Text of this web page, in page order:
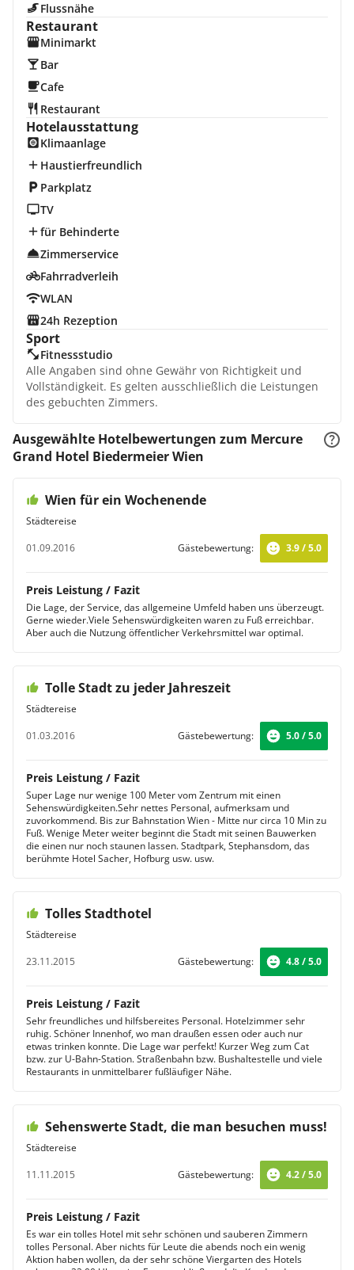
Flussnähe
Restaurant
Minimarkt
Bar
Cafe
Restaurant
Hotelausstattung
Klimaanlage
Haustierfreundlich
Parkplatz
TV
für Behinderte
Zimmerservice
Fahrradverleih
WLAN
24h Rezeption
Sport
Fitnessstudio
Alle Angaben sind ohne Gewähr von Richtigkeit und
Vollständigkeit. Es gelten ausschließlich die Leistungen
des gebuchten Zimmers.
Ausgewählte Hotelbewertungen zum Mercure
Grand Hotel Biedermeier Wien
Wien für ein Wochenende
Städtereise
01.09.2016
Gästebewertung: 3.9 / 5.0
Preis Leistung / Fazit
Die Lage, der Service, das allgemeine Umfeld haben uns überzeugt.
Gerne wieder.Viele Sehenswürdigkeiten waren zu Fuß erreichbar.
Aber auch die Nutzung öffentlicher Verkehrsmittel war optimal.
Tolle Stadt zu jeder Jahreszeit
Städtereise
01.03.2016
Gästebewertung: 5.0 / 5.0
Preis Leistung / Fazit
Super Lage nur wenige 100 Meter vom Zentrum mit einen
Sehenswürdigkeiten.Sehr nettes Personal, aufmerksam und
zuvorkommend. Bis zur Bahnstation Wien - Mitte nur circa 10 Min zu
Fuß. Wenige Meter weiter beginnt die Stadt mit seinen Bauwerken
die einen nur noch staunen lassen. Stadtpark, Stephansdom, das
berühmte Hotel Sacher, Hofburg usw. usw.
Tolles Stadthotel
Städtereise
23.11.2015
Gästebewertung: 4.8 / 5.0
Preis Leistung / Fazit
Sehr freundliches und hilfsbereites Personal. Hotelzimmer sehr
ruhig. Schöner Innenhof, wo man draußen essen oder auch nur
etwas trinken konnte. Die Lage war perfekt! Kurzer Weg zum Cat
bzw. zur U-Bahn-Station. Straßenbahn bzw. Bushaltestelle und viele
Restaurants in unmittelbarer fußläufiger Nähe.
Sehenswerte Stadt, die man besuchen muss!
Städtereise
11.11.2015
Gästebewertung: 4.2 / 5.0
Preis Leistung / Fazit
Es war ein tolles Hotel mit sehr schönen und sauberen Zimmern
tolles Personal. Aber nichts für Leute die abends noch ein wenig
Aktion haben wollen, da der sehr schöne Viergarten des Hotels